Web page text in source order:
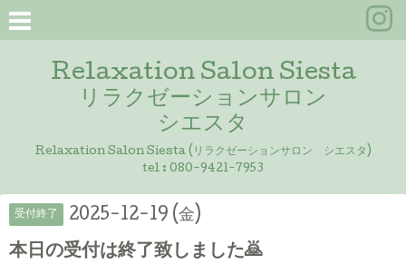
Relaxation Salon Siesta
リラクゼーションサロン
シエスタ
Relaxation Salon Siesta (リラクゼーションサロン シエスタ)
tel : 080-9421-7953
受付終了 2025-12-19 (金)
本日の受付は終了致しました🙇